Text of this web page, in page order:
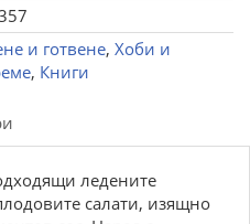
и готвене, Хоби и
, Книги
ледените
салати, изящно